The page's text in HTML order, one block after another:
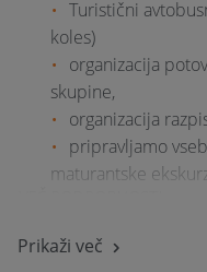
Turistični
koles)
organizacija
skupine,
organizacija
pripravljamo
maturantske
imamo le
Prikaži več